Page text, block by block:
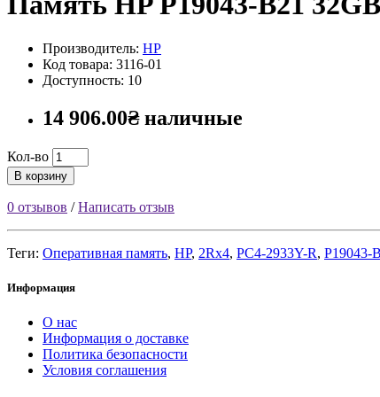
Производитель: HP
Код товара: 3116-01
Доступность: 10
14 906.00₴ наличные
Кол-во
В корзину
0 отзывов /Написать отзыв
Теги: Оперативная память, HP, 2Rx4, PC4-2933Y-R, P19043-
Информация
О нас
Информация о доставке
Политика безопасности
Условия соглашения